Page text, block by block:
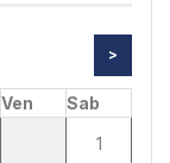
>
Ven
Sab
1